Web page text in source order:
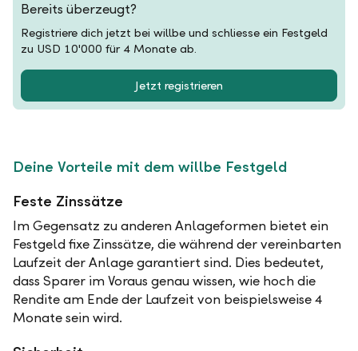
Bereits überzeugt?
Registriere dich jetzt bei willbe und schliesse ein Festgeld
zu USD 10'000 für 4 Monate ab.
Jetzt registrieren
Deine Vorteile mit dem willbe Festgeld
Feste Zinssätze
Im Gegensatz zu anderen Anlageformen bietet ein
Festgeld fixe Zinssätze, die während der vereinbarten
Laufzeit der Anlage garantiert sind. Dies bedeutet,
dass Sparer im Voraus genau wissen, wie hoch die
Rendite am Ende der Laufzeit von beispielsweise 4
Monate sein wird.